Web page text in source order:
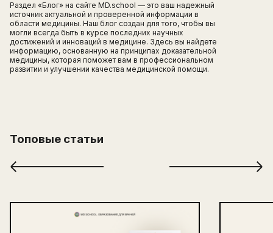
Раздел «Блог» на сайте MD.school — это ваш надежный
источник актуальной и проверенной информации в
области медицины. Наш блог создан для того, чтобы вы
могли всегда быть в курсе последних научных
достижений и инноваций в медицине. Здесь вы найдете
информацию, основанную на принципах доказательной
медицины, которая поможет вам в профессиональном
развитии и улучшении качества медицинской помощи.
Топовые статьи